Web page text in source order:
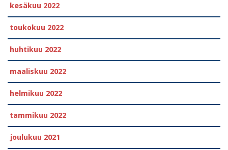
kesäkuu 2022
toukokuu 2022
huhtikuu 2022
maaliskuu 2022
helmikuu 2022
tammikuu 2022
joulukuu 2021